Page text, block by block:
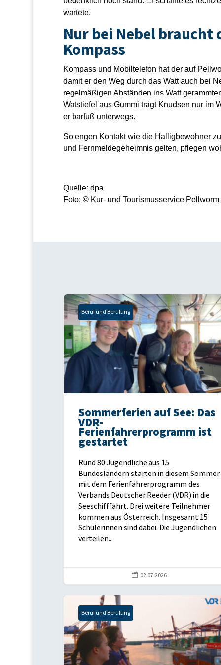
wartete.
Nur bei Nebel braucht
Kompass
Kompass und Mobiltelefon hat der auf
damit er den Weg durch das Watt auch bei
regelmäßigen Abständen ins Watt
Watstiefel aus Gummi trägt Knudsen nur im
er barfuß unterwegs.
So engen Kontakt wie die Halligbewohner
und Fernmeldegeheimnis gelten, pflegen
Quelle: dpa
Foto: © Kur- und Tourismusservice Pellworm
Beruf und Berufung
Sommerferien auf See: Das
VDR-
Ferienfahrerprogramm ist
gestartet
Rund 80 Jugendliche aus 15
Bundesländern starten in diesem Sommer
mit dem Ferienfahrerprogramm des
Verbands Deutscher Reeder (VDR) in die
Seeschifffahrt. Drei weitere Teilnehmer
kommen aus Österreich. Insgesamt 15
Schülerinnen sind dabei. Die Jugendlichen
verteilen...
 02.07.2026
Beruf und Berufung